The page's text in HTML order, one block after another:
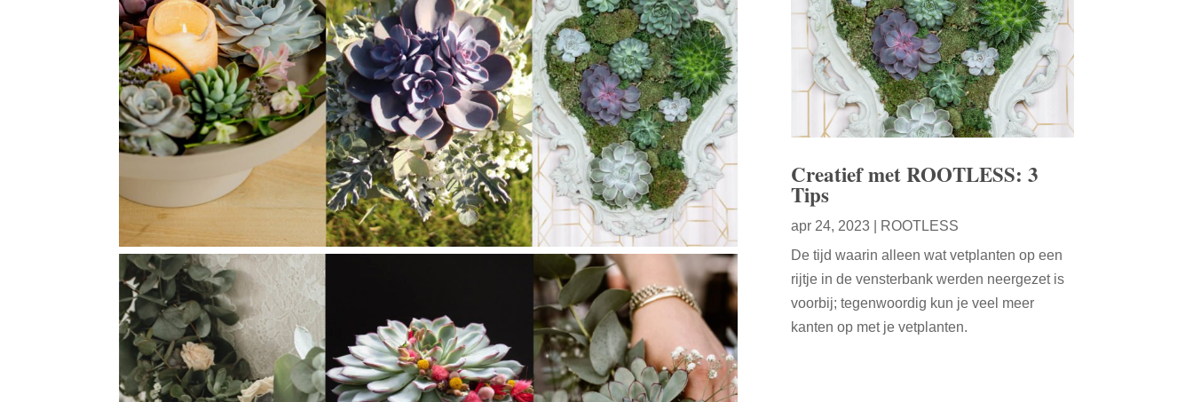
Creatief met ROOTLESS: 3
Tips
apr 24, 2023|
ROOTLESS
De tijd waarin alleen wat vetplanten op een
rijtje in de vensterbank werden neergezet is
voorbij; tegenwoordig kun je veel meer
kanten op met je vetplanten.